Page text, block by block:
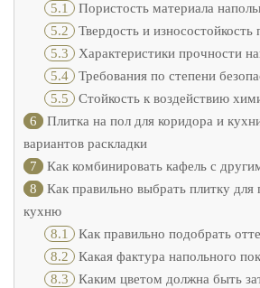
5.1 Пористость материала
5.2 Твердость и износостойкость
5.3 Характеристики прочности
5.4 Требования по степени
5.5 Стойкость к воздействию
6
Плитка на пол для коридора и
вариантов раскладки
7
Как комбинировать кафель с
8
Как правильно выбрать плитку
кухню
8.1 Как правильно подобрать
8.2 Какая фактура напольного
8.3 Каким цветом должна быть